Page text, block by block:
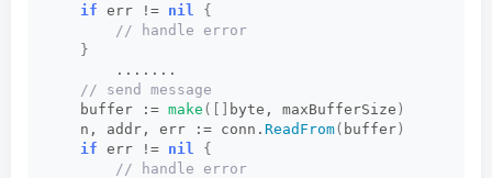
if err != nil
{
// handle error
}
        .......
// send message
    buffer :=
make ([] byte, maxBufferSize )
    n, addr, err := conn.
ReadFrom( buffer)
if err != nil
{
// handle error